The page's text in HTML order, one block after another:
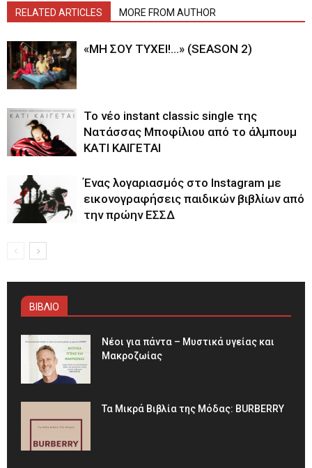
RELATED ARTICLES MORE FROM AUTHOR
«ΜΗ ΣΟΥ ΤΥΧΕΙ!…» (SEASON 2)
Το νέο instant classic single της
Νατάσσας Μποφίλιου από το άλμπουμ
ΚΑΤΙ ΚΑΙΓΕΤΑΙ
Ένας λογαριασμός στο Instagram με
εικονογραφήσεις παιδικών βιβλίων από
την πρώην ΕΣΣΔ
ΒΙΒΛΙΟ
Νέοι για πάντα – Μυστικά υγείας και
Μακροζωίας
Τα Μικρά Βιβλία της Μόδας: BURBERRY